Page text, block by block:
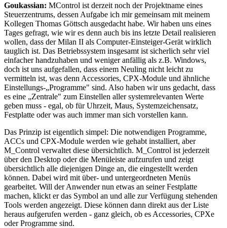
Goukassian: MControl ist derzeit noch der Projektname eines
Steuerzentrums, dessen Aufgabe ich mir gemeinsam mit meinem
Kollegen Thomas Göttsch ausgedacht habe. Wir haben uns eines
Tages gefragt, wie wir es denn auch bis ins letzte Detail realisieren
wollen, dass der Milan II als Computer-Einsteiger-Gerät wirklich
tauglich ist. Das Betriebssystem insgesamt ist sicherlich sehr viel
einfacher handzuhaben und weniger anfällig als z.B. Windows,
doch ist uns aufgefallen, dass einem Neuling nicht leicht zu
vermitteln ist, was denn Accessories, CPX-Module und ähnliche
Einstellungs-„Programme" sind. Also haben wir uns gedacht, dass
es eine „Zentrale" zum Einstellen aller systemrelevanten Werte
geben muss - egal, ob für Uhrzeit, Maus, Systemzeichensatz,
Festplatte oder was auch immer man sich vorstellen kann.
Das Prinzip ist eigentlich simpel: Die notwendigen Programme,
ACCs und CPX-Module werden wie gehabt installiert, aber
M_Control verwaltet diese übersichtlich. M_Control ist jederzeit
über den Desktop oder die Menüleiste aufzurufen und zeigt
übersichtlich alle diejenigen Dinge an, die eingestellt werden
können. Dabei wird mit über- und untergeordneten Menüs
gearbeitet. Will der Anwender nun etwas an seiner Festplatte
machen, klickt er das Symbol an und alle zur Verfügung stehenden
Tools werden angezeigt. Diese können dann direkt aus der Liste
heraus aufgerufen werden - ganz gleich, ob es Accessories, CPXe
oder Programme sind.